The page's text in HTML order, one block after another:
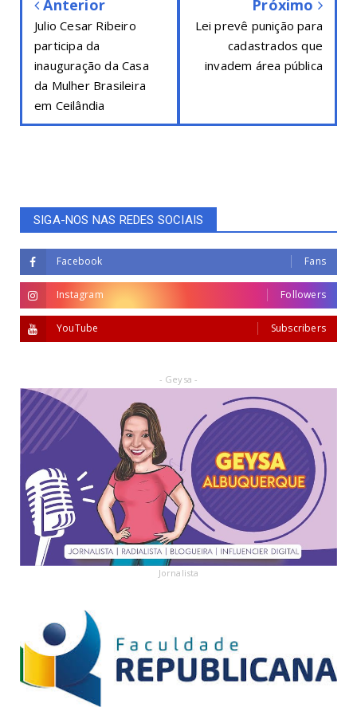
Anterior
Julio Cesar Ribeiro
participa da
inauguração da Casa
da Mulher Brasileira
em Ceilândia
Próximo
Lei prevê punição para
cadastrados que
invadem área pública
SIGA-NOS NAS REDES SOCIAIS
Facebook Fans
Instagram Followers
YouTube Subscribers
- Geysa -
Jornalista